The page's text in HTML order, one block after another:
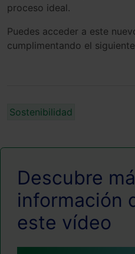
proceso ideal.
Puedes acceder a este
cumplimentando el
Sostenibilidad
Descubre
información
este vídeo